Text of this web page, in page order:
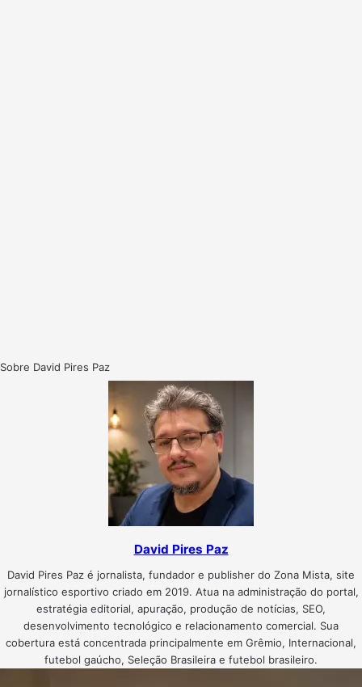
Sobre David Pires Paz
David Pires Paz
David Pires Paz é jornalista, fundador e publisher do Zona Mista, site
jornalístico esportivo criado em 2019. Atua na administração do portal,
estratégia editorial, apuração, produção de notícias, SEO,
desenvolvimento tecnológico e relacionamento comercial. Sua
cobertura está concentrada principalmente em Grêmio, Internacional,
futebol gaúcho, Seleção Brasileira e futebol brasileiro.